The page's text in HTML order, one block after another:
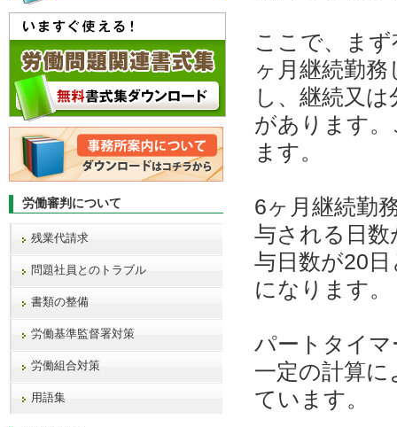
ここで、ま
ヶ月継続勤
し、継続又
があります
ます。
6ヶ月継続勤
与される日
与日数が20
になります。
パートタイ
一定の計算
ています。
労働審判について
残業代請求
問題社員とのトラブル
書類の整備
労働基準監督署対策
労働組合対策
用語集